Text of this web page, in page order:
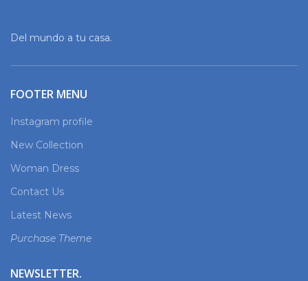
Del mundo a tu casa.
FOOTER MENU
Instagram profile
New Collection
Woman Dress
Contact Us
Latest News
Purchase Theme
NEWSLETTER.